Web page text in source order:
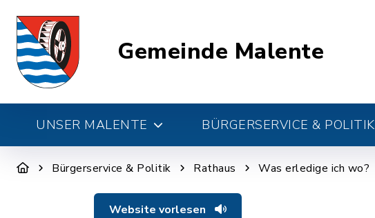
Gemeinde Malente
UNSER MALENTE BÜRGERSERVICE & POLITIK
Bürgerservice & Politik Rathaus Was erledige ich wo?
Website vorlesen